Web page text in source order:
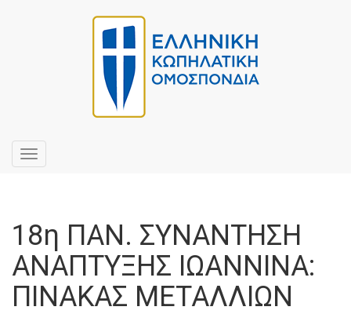
Toggle
navigation
18η ΠΑΝ. ΣΥΝΑΝΤΗΣΗ
ΑΝΑΠΤΥΞΗΣ ΙΩΑΝΝΙΝΑ:
ΠΙΝΑΚΑΣ ΜΕΤΑΛΛΙΩΝ